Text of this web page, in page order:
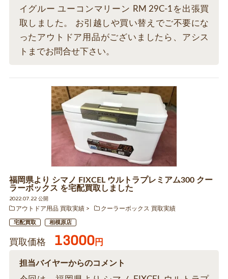
イグルー ユーコンマリーン RM 29C-1を出張買
取しました。 お引越しや買い替えでご不要にな
ったアウトドア用品がございましたら、アシス
トまでお問合せ下さい。
福岡県より シマノ FIXCEL ウルトラプレミアム300 クー
ラーボックス を宅配買取しました
2022.07.22 公開
アウトドア用品 買取実績
クーラーボックス 買取実績
宅配買取 相模原店
買取価格 13000円
担当バイヤーからのコメント